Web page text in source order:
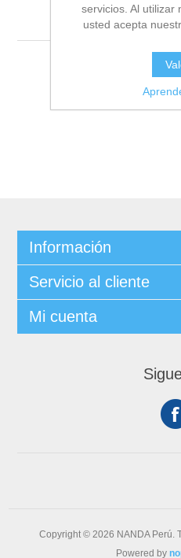
San
Información
Servicio al cliente
Mi cuenta
Copyright © 2026 NANDA Perú.
Powered by
servicios. Al utilizar
usted acepta